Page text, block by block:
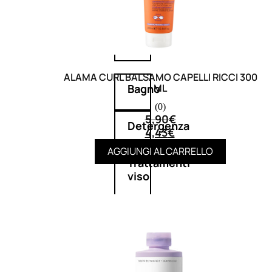
Bagno
Detergenza
Trattamenti
viso
ALAMA CURL BALSAMO CAPELLI RICCI 300
ML
(0)
5,90€
4,43€
AGGIUNGI AL CARRELLO